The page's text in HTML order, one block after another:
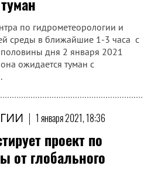
по гидрометеорологии и
среды в ближайшие 1-3 часа с
дня 2 января 2021
ожидается туман с
| 1 января 2021, 18:36
проект по
от глобального